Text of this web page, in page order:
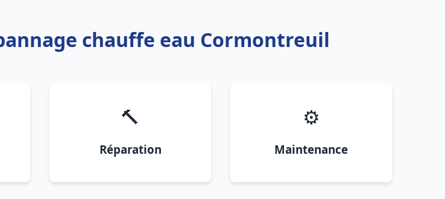
chauffe eau Cormontreuil
🔨
Réparation
⚙️
Maintenance